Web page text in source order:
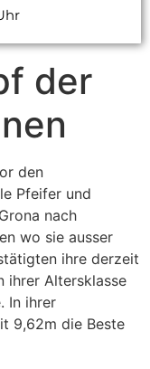
der
den
Pfeifer und
nach
wo sie ausser
ihre derzeit
ihrer Altersklasse
In ihrer
9,62m die Beste